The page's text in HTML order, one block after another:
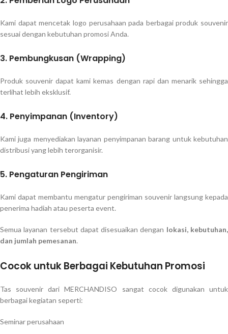
Kami dapat mencetak logo perusahaan pada berbagai produk souvenir
sesuai dengan kebutuhan promosi Anda.
3. Pembungkusan (Wrapping)
Produk souvenir dapat kami kemas dengan rapi dan menarik sehingga
terlihat lebih eksklusif.
4. Penyimpanan (Inventory)
Kami juga menyediakan layanan penyimpanan barang untuk kebutuhan
distribusi yang lebih terorganisir.
5. Pengaturan Pengiriman
Kami dapat membantu mengatur pengiriman souvenir langsung kepada
penerima hadiah atau peserta event.
Semua layanan tersebut dapat disesuaikan dengan lokasi, kebutuhan,
dan jumlah pemesanan.
Cocok untuk Berbagai Kebutuhan Promosi
Tas souvenir dari MERCHANDISO sangat cocok digunakan untuk
berbagai kegiatan seperti:
Seminar perusahaan